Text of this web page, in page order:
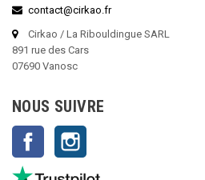
contact@cirkao.fr
Cirkao / La Ribouldingue SARL
891 rue des Cars
07690 Vanosc
NOUS SUIVRE
Facebook